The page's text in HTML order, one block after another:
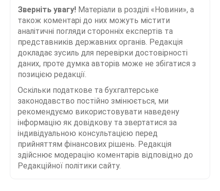
Зверніть увагу! Матеріали в розділі «Новини», а
також коментарі до них можуть містити
аналітичні погляди сторонніх експертів та
представників державних органів. Редакція
докладає зусиль для перевірки достовірності
даних, проте думка авторів може не збігатися з
позицією редакції.
Оскільки податкове та бухгалтерське
законодавство постійно змінюється, ми
рекомендуємо використовувати наведену
інформацію як довідкову та звертатися за
індивідуальною консультацією перед
прийняттям фінансових рішень. Редакція
здійснює модерацію коментарів відповідно до
Редакційної політики сайту.